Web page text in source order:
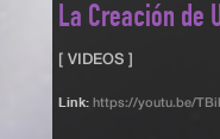
La Creación de
[ VIDEOS ]
Link: https://youtu.be/